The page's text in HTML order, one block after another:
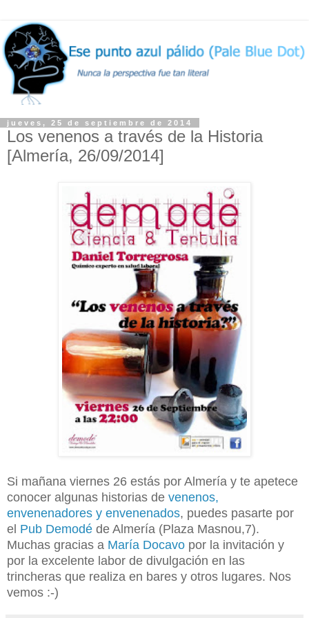
jueves, 25 de septiembre de 2014
Los venenos a través de la Historia
[Almería, 26/09/2014]
Si mañana viernes 26 estás por Almería y te apetece
conocer algunas historias de venenos,
envenenadores y envenenados, puedes pasarte por
el Pub Demodé de Almería (Plaza Masnou,7).
Muchas gracias a María Docavo por la invitación y
por la excelente labor de divulgación en las
trincheras que realiza en bares y otros lugares. Nos
vemos :-)